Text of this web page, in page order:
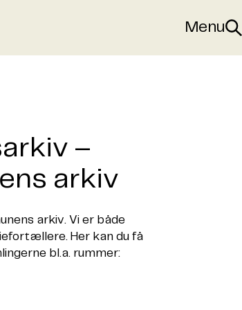
Menu
–
arkiv
arkiv. Vi er både
Her kan du få
bl.a. rummer: